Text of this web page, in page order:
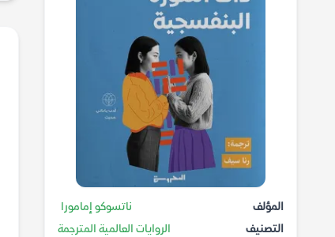
المؤلف
ناتسوكو إمامورا
التصنيف
الروايات العالمية المترجمة